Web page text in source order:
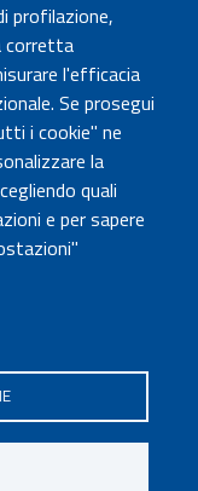
profilazione,
corretta
l'efficacia
Se prosegui
i cookie" ne
la
quali
e per sapere